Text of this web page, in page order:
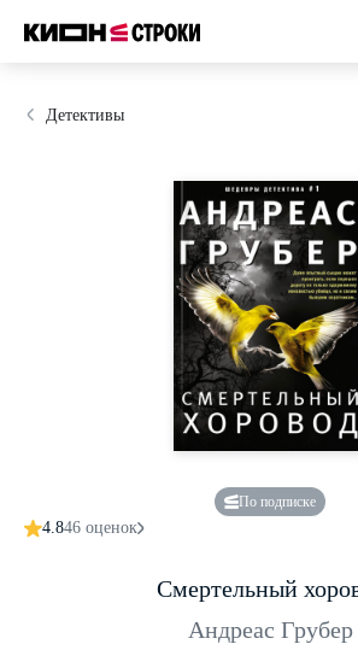
Детективы
По подписке
4.846 оценок
Смертельный
Андреас Грубер